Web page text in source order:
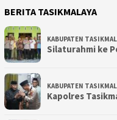
BERITA TASIKMALAYA
KABUPATEN
Silaturahmi ke
KABUPATEN
Kapolres